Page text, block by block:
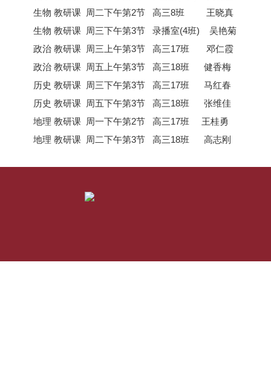
生物 教研课 周二下午第2节 高三8班 王晓真
生物 教研课 周三下午第3节 录播室(4班) 吴艳菊
政治 教研课 周三上午第3节 高三17班 邓仁霞
政治 教研课 周五上午第3节 高三18班 健香梅
历史 教研课 周三下午第3节 高三17班 马红春
历史 教研课 周五下午第3节 高三18班 张维佳
地理 教研课 周一下午第2节 高三17班 王桂勇
地理 教研课 周二下午第3节 高三18班 高志刚